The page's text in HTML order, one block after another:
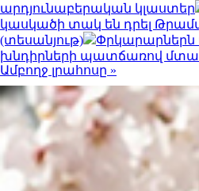
արդյունաբերական կլաստեր
կասկածի տակ են դրել
(տեսանյութ)
Փրկարարներն
խնդիրների պատճառով
Ամբողջ լրահոսը »